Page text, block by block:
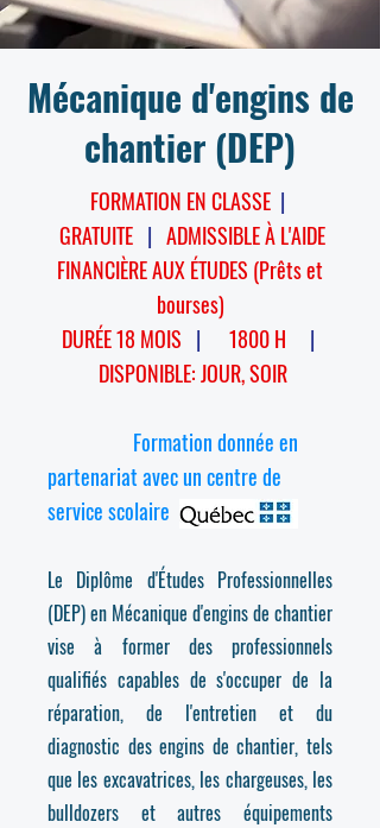
Mécanique d'engins de
chantier (DEP)
FORMATION EN CLASSE |
GRATUITE | ADMISSIBLE À L'AIDE
FINANCIÈRE AUX ÉTUDES (Prêts et
bourses)
DURÉE 18 MOIS | 1800 H |
DISPONIBLE:JOUR, SOIR
Formation donnée en
partenariat avec un centre de
service scolaire
Le Diplôme d'Études Professionnelles
(DEP) en Mécanique d'engins de chantier
vise à former des professionnels
qualifiés capables de s'occuper de la
réparation, de l'entretien et du
diagnostic des engins de chantier, tels
que les excavatrices, les chargeuses, les
bulldozers et autres équipements